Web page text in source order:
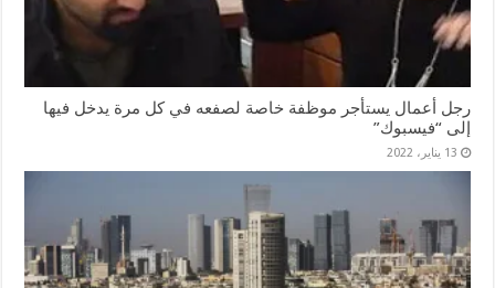
رجل أعمال يستأجر موظفة خاصة لصفعه في كل مرة يدخل فيها
إلى “فيسبوك”
13 يناير، 2022